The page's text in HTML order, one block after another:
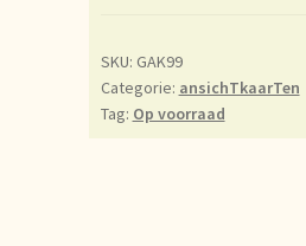
Politique tarifaire
SKU: GAK99
Categorie: ansichTkaarTen
Tag: Op voorraad